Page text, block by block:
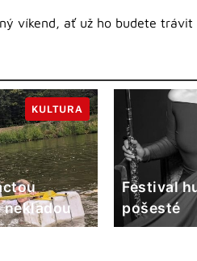
víkend, ať už ho budete trávit
nekladou
KULTURA
Festival
pošesté